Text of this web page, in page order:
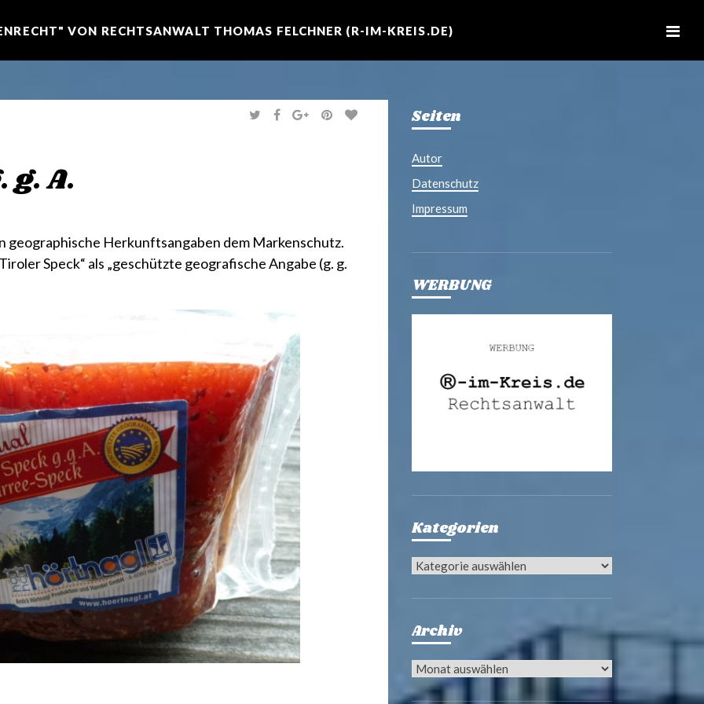
VON RECHTSANWALT THOMAS FELCHNER (R-IM-KREIS.DE)
T
W
F
A
G
O
P
I
A.
geographische Herkunftsangaben dem Markenschutz.
Speck“ als „geschützte geografische Angabe (g. g.
Seiten
Autor
Datenschutz
Impressum
WERBUNG
Kategorien
Kategorien
Archiv
Archiv